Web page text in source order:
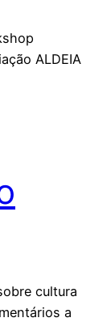
ALDEIA
cultura
a